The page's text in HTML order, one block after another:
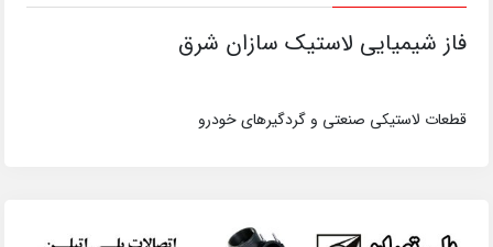
فاز شیمیایی لاستیک سازان شرق
قطعات لاستیکی صنعتی و گردگیرهای خودرو